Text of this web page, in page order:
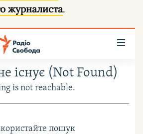
журналиста.